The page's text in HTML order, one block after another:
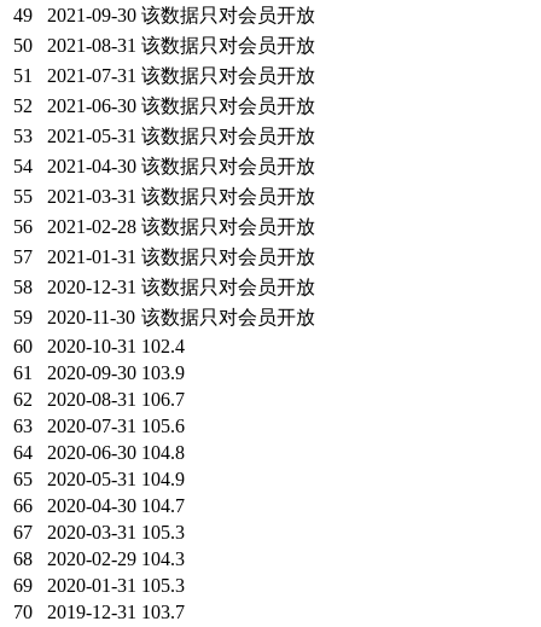
49
2021-09-30 该数据只对会员开放
50
2021-08-31 该数据只对会员开放
51
2021-07-31 该数据只对会员开放
52
2021-06-30 该数据只对会员开放
53
2021-05-31 该数据只对会员开放
54
2021-04-30 该数据只对会员开放
55
2021-03-31 该数据只对会员开放
56
2021-02-28 该数据只对会员开放
57
2021-01-31 该数据只对会员开放
58
2020-12-31 该数据只对会员开放
59
2020-11-30 该数据只对会员开放
60
2020-10-31 102.4
61
2020-09-30 103.9
62
2020-08-31 106.7
63
2020-07-31 105.6
64
2020-06-30 104.8
65
2020-05-31 104.9
66
2020-04-30 104.7
67
2020-03-31 105.3
68
2020-02-29 104.3
69
2020-01-31 105.3
70
2019-12-31 103.7